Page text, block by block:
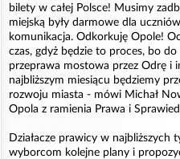
bilety w całej Polsce! Musimy
miejską były darmowe dla
komunikacja. Odkorkuję Opole!
czas, gdyż będzie to proces, bo
przeprawa mostowa przez Odrę i
najbliższym miesiącu będziemy
rozwoju miasta - mówi Michał
Opola z ramienia Prawa i
Działacze prawicy w najbliższych
wyborcom kolejne plany i